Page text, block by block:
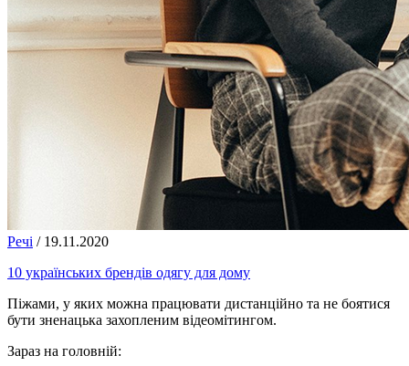
Речі / 19.11.2020
10 українських брендів одягу для дому
Піжами, у яких можна працювати дистанційно та не боятися
бути зненацька захопленим відеомітингом.
Зараз на головній: